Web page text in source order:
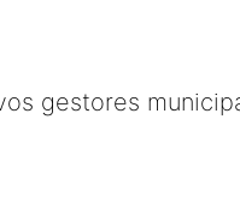
gestores